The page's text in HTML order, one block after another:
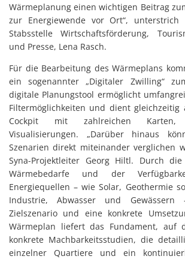
Wärmeplanung einen wichtigen Beitrag
zur Energiewende vor Ort“,
Stabsstelle Wirtschaftsförderung,
und Presse, Lena Rasch.
Für die Bearbeitung des Wärmeplans
ein sogenannter „Digitaler Zwilling“
digitale Planungstool ermöglicht
Filtermöglichkeiten und dient gleichzeitig
Cockpit mit zahlreichen
Visualisierungen. „Darüber hinaus
Szenarien direkt miteinander verglichen
Syna-Projektleiter Georg Hiltl. Durch
Wärmebedarfe und der
Energiequellen – wie Solar, Geothermie
Industrie, Abwasser und
Zielszenario und eine konkrete
Wärmeplan liefert das Fundament, auf
konkrete Machbarkeitsstudien, die
einzelner Quartiere und ein